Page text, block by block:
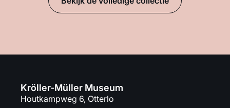
Kröller-Müller Museum
Houtkampweg 6, Otterlo